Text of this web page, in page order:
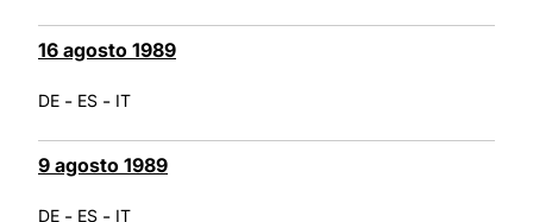
16 agosto 1989
DE - ES - IT
9 agosto 1989
DE - ES - IT